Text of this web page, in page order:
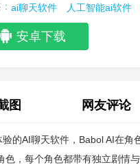
ai聊天软件 人工智能ai软件
安卓下载
图 网友评论
(0)
的AI聊天软件，Babol AI在
，每个角色都带有独立剧情